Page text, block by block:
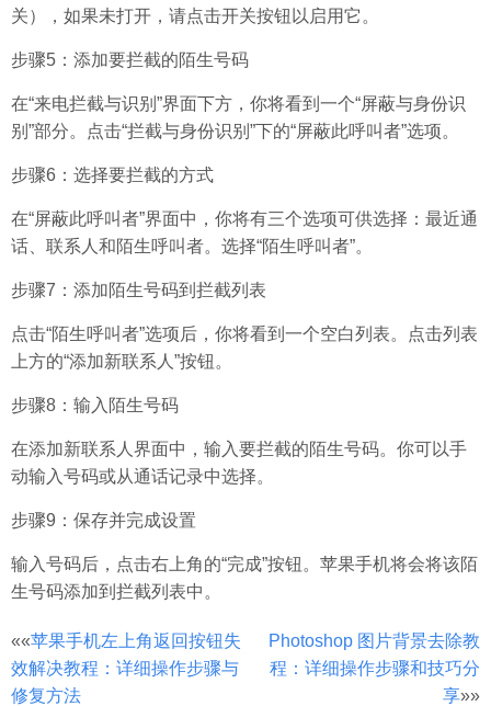
关），如果未打开，请点击开关按钮以启用它。
步骤5：添加要拦截的陌生号码
在“来电拦截与识别”界面下方，你将看到一个“屏蔽与身份识
别”部分。点击“拦截与身份识别”下的“屏蔽此呼叫者”选项。
步骤6：选择要拦截的方式
在“屏蔽此呼叫者”界面中，你将有三个选项可供选择：最近通
话、联系人和陌生呼叫者。选择“陌生呼叫者”。
步骤7：添加陌生号码到拦截列表
点击“陌生呼叫者”选项后，你将看到一个空白列表。点击列表
上方的“添加新联系人”按钮。
步骤8：输入陌生号码
在添加新联系人界面中，输入要拦截的陌生号码。你可以手
动输入号码或从通话记录中选择。
步骤9：保存并完成设置
输入号码后，点击右上角的“完成”按钮。苹果手机将会将该陌
生号码添加到拦截列表中。
文
章
««苹果手机左上角返回按钮失
效解决教程：详细操作步骤与
修复方法
Photoshop 图片背景去除教
程：详细操作步骤和技巧分
享»»